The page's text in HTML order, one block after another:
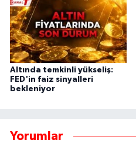
Altında temkinli yükseliş:
FED'in faiz sinyalleri
bekleniyor
Yorumlar